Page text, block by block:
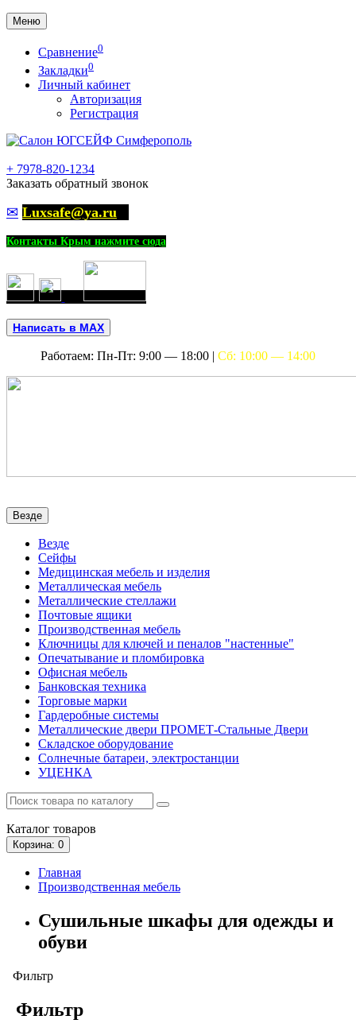
Меню
Сравнение0
Закладки0
Личный кабинет
Авторизация
Регистрация
+ 7978-820-1234
Заказать обратный звонок
✉ Luxsafe@ya.ru
Контакты Крым нажмите сюда
Написать в MAX
Работаем: Пн-Пт: 9:00 — 18:00 | Сб: 10:00 — 14:00
Везде
Везде
Сейфы
Медицинская мебель и изделия
Металлическая мебель
Металлические стеллажи
Почтовые ящики
Производственная мебель
Ключницы для ключей и пеналов "настенные"
Опечатывание и пломбировка
Офисная мебель
Банковская техника
Торговые марки
Гардеробные системы
Металлические двери ПРОМЕТ-Стальные Двери
Складское оборудование
Солнечные батареи, электростанции
УЦЕНКА
Каталог товаров
Корзина: 0
Главная
Производственная мебель
Сушильные шкафы для одежды и
обуви
Фильтр
Фильтр